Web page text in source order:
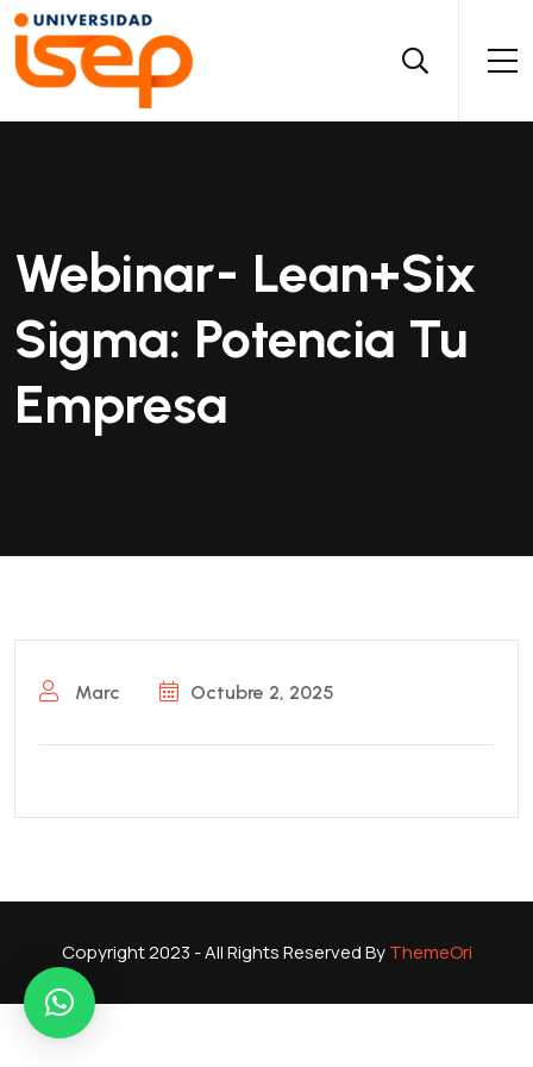
Webinar- Lean+six
Sigma: Potencia Tu
Empresa
Marc Octubre 2, 2025
Copyright 2023 - All Rights Reserved ByThemeOri